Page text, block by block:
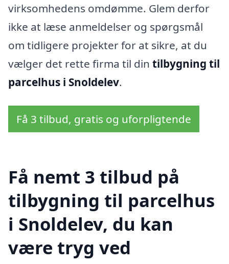
virksomhedens omdømme. Glem derfor
ikke at læse anmeldelser og spørgsmål
om tidligere projekter for at sikre, at du
vælger det rette firma til din tilbygning til
parcelhus i Snoldelev.
Få 3 tilbud, gratis og uforpligtende
Få nemt 3 tilbud på
tilbygning til parcelhus
i Snoldelev, du kan
være tryg ved